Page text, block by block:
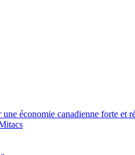
économie canadienne forte et